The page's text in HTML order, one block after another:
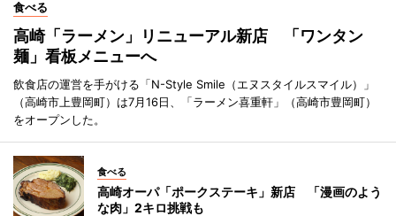
食べる
高崎「ラーメン」リニューアル新店 「ワンタン
麺」看板メニューへ
飲食店の運営を手がける「N-Style Smile（エヌスタイルスマイル）」
（高崎市上豊岡町）は7月16日、「ラーメン喜重軒」（高崎市豊岡町）
をオープンした。
食べる
高崎オーパ「ポークステーキ」新店 「漫画のよう
な肉」2キロ挑戦も